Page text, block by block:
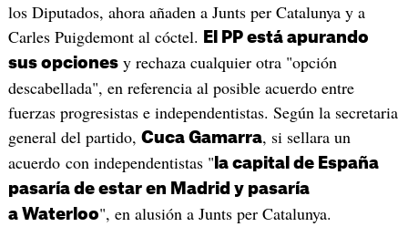
los Diputados, ahora añaden a Junts per Catalunya y a
Carles Puigdemont al cóctel.
El PP está apurando
sus opcionesy rechaza cualquier otra "opción
descabellada", en referencia al posible acuerdo entre
fuerzas progresistas e independentistas. Según la secretaria
general del partido, Cuca Gamarra, si sellara un
acuerdo con independentistas " la capital de España
pasaría de estar en Madrid y pasaría
a Waterloo", en alusión a Junts per Catalunya.